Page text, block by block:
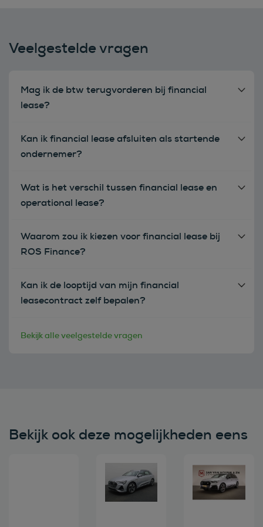
Veelgestelde vragen
Mag ik de btw terugvorderen bij financial
lease?
Kan ik financial lease afsluiten als startende
ondernemer?
Wat is het verschil tussen financial lease en
operational lease?
Waarom zou ik kiezen voor financial lease bij
ROS Finance?
Kan ik de looptijd van mijn financial
leasecontract zelf bepalen?
Bekijk alle veelgestelde vragen
Bekijk ook deze mogelijkheden eens
Bekijk deze auto Bekijk deze